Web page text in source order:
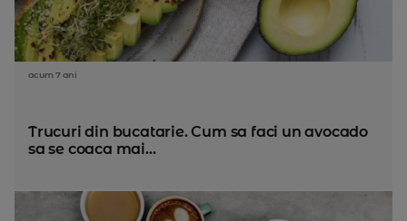
acum 7 ani
Trucuri din bucatarie. Cum sa faci un avocado
sa se coaca mai...